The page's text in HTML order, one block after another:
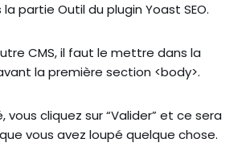
la partie Outil du plugin Yoast SEO.
CMS, il faut le mettre dans la
la première section <body>.
cliquez sur “Valider” et ce sera
vous avez loupé quelque chose.